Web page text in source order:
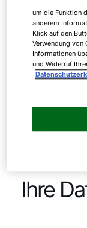
Ihre
um die Funktion
anderem
Klick auf den
Verwendung von
Informationen
und Widerruf